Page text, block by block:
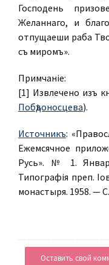
Господень
Желаннаго, и
отпущаеши раба
съ миромъ».
Примѣчаніе:
[1] Извлечено изъ
Побѣдоносцева).
Источникъ:
Ежемѣсячное
Русь». № 1.
Типографія преп.
монастыря. 1958. —
Оставить свой